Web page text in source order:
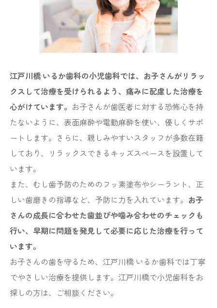
江戸川橋 いるか歯科の小児歯科では、お子さんがリラッ
クスして治療を受けられるよう、痛みに配慮した治療を
心がけています。 お子さんが歯医者に対する恐怖心を持
たないように、表面麻酔や電動麻酔を使い、優しくサポ
ートします。さらに、親しみやすいスタッフが多数在籍
しており、リラックスできるキッズスペースを設置して
います。
また、むし歯予防のためのフッ素塗布やシーラント、正
しい歯磨きの指導など、予防に力を入れています。 お子
さんの成長に合わせた歯並びや噛み合わせのチェックも
行い、早期に問題を発見して必要に応じた治療を行って
います。
お子さんの歯を守るため、江戸川橋 いるか歯科では丁寧
でやさしい治療を提供します。江戸川橋で小児歯科をお
探しの方は、ご相談ください。